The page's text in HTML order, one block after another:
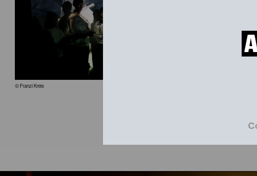
© Franzi Kreis